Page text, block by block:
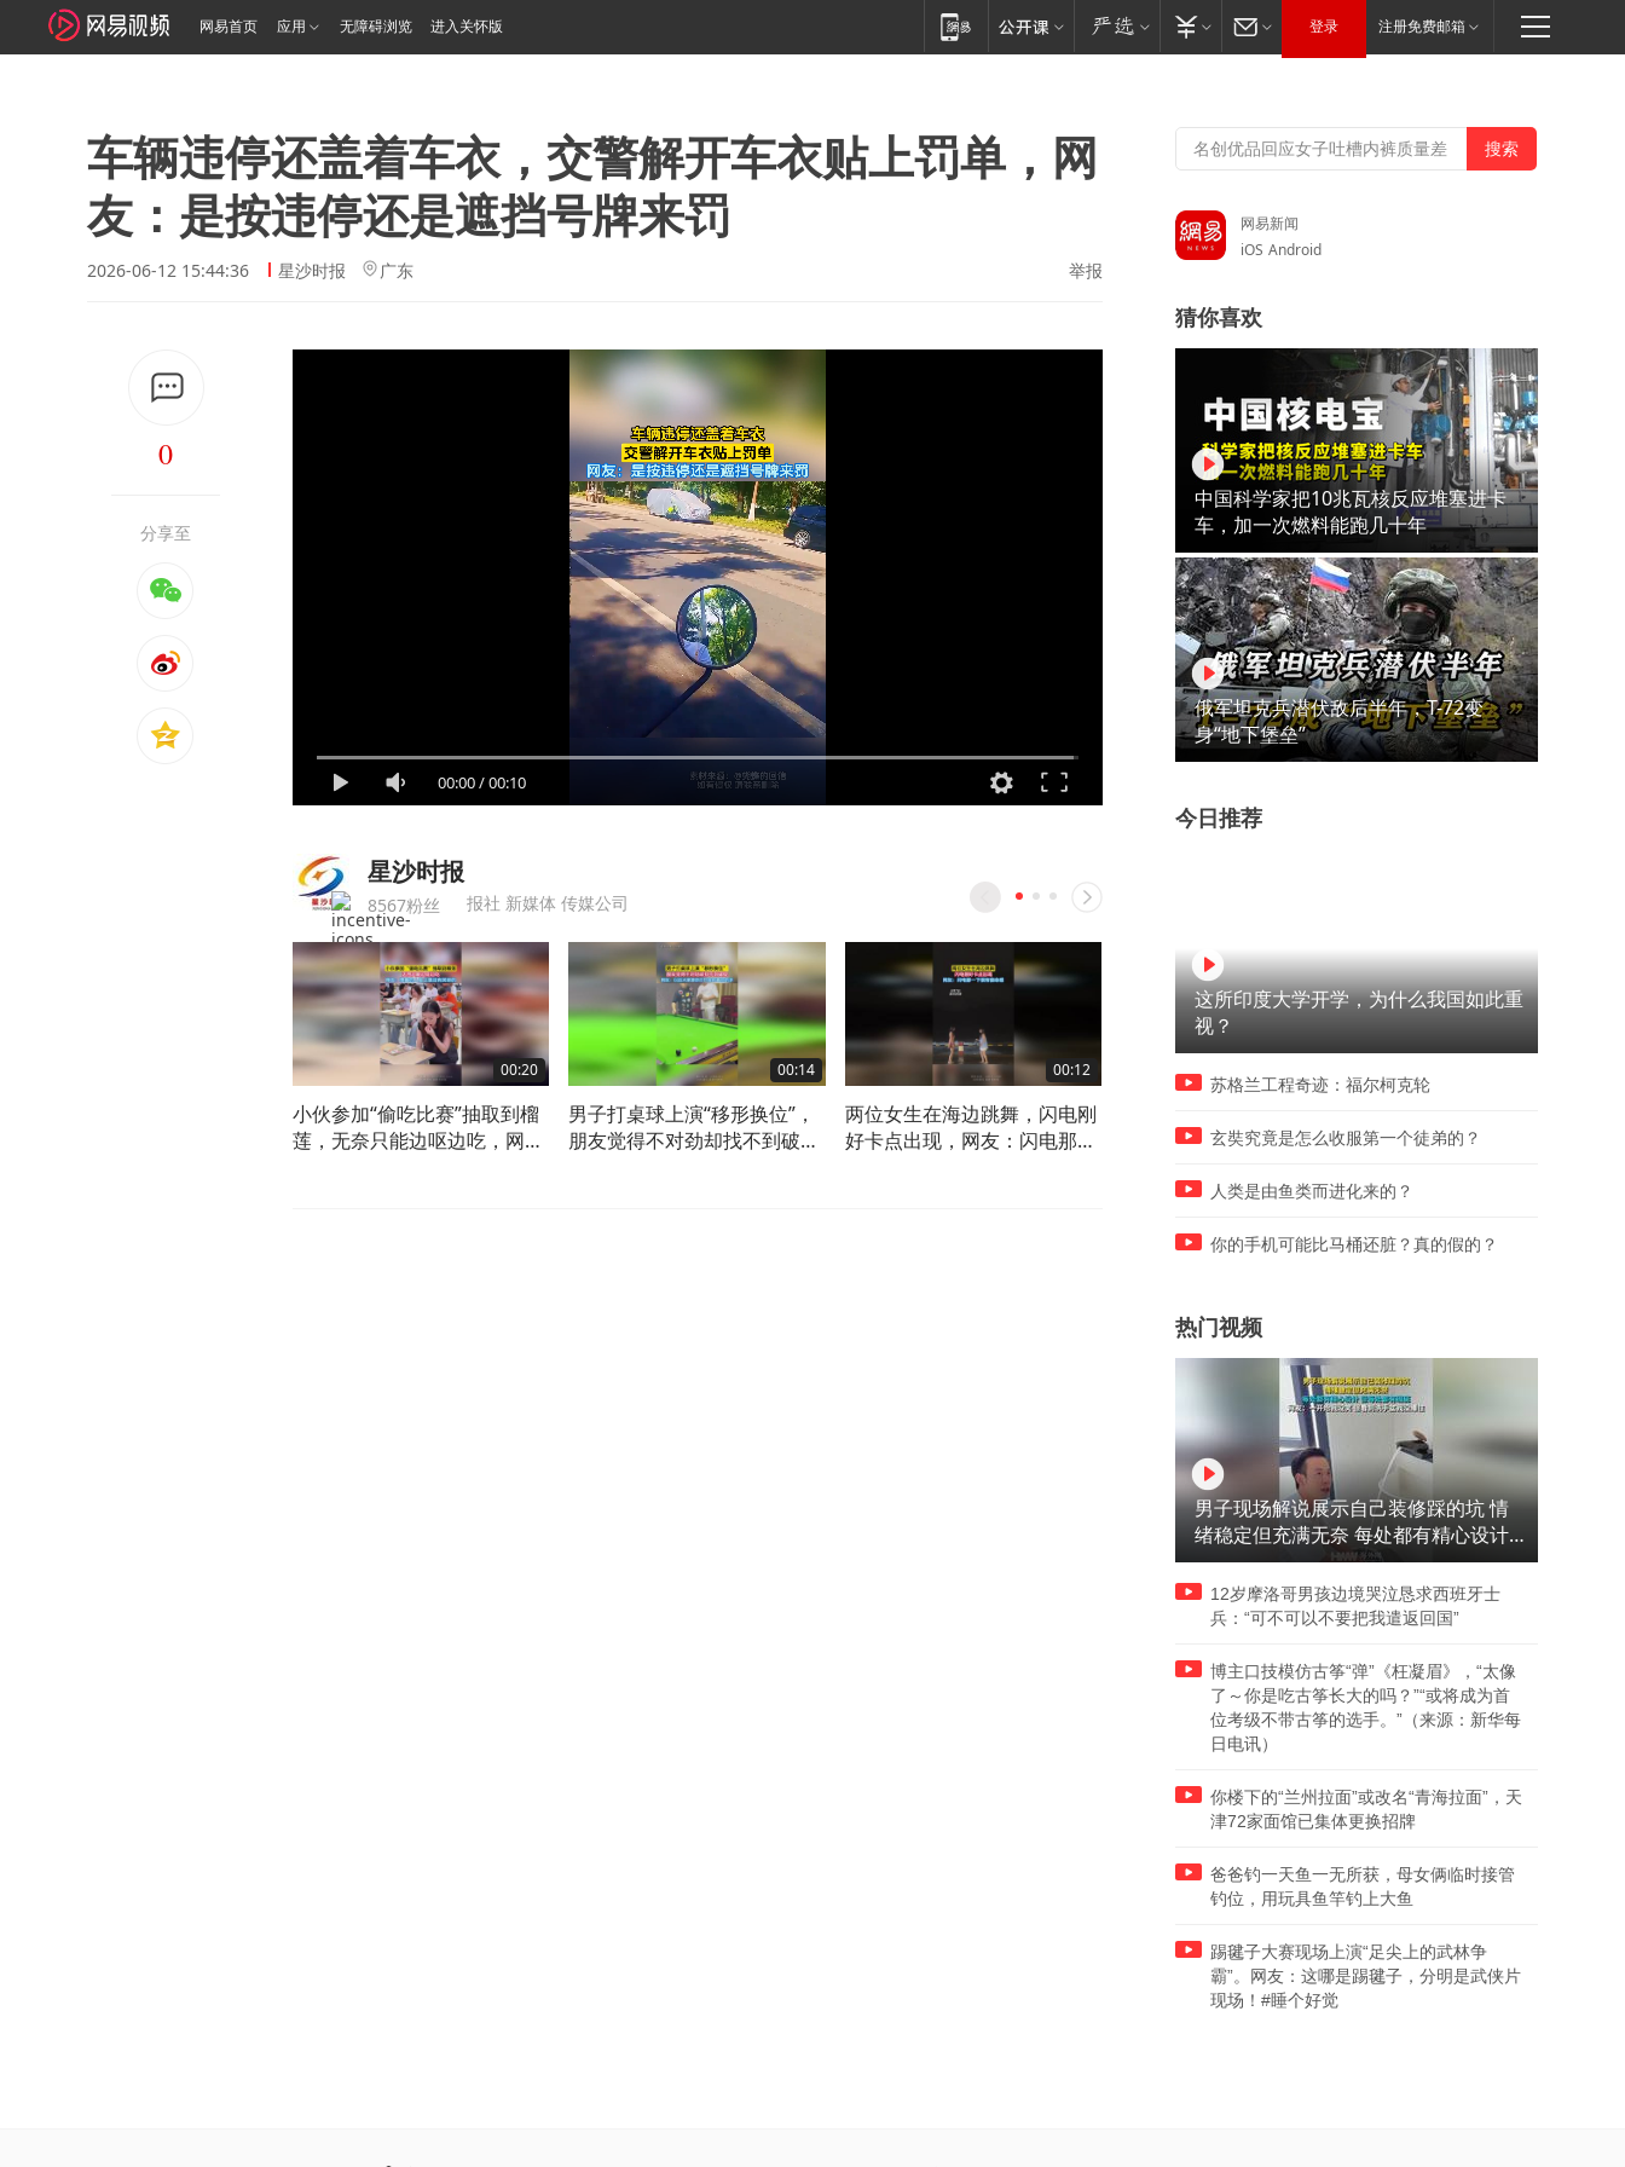
网易首页 应用 无障碍浏览 进入关怀版 登录 注册免费邮箱
车辆违停还盖着车衣，交警解开车衣贴上罚单，网
友：是按违停还是遮挡号牌来罚
2026-06-12 15:44:36 星沙时报 广东 举报
0
分享至
00:00/00:10
星沙时报
8567粉丝 报社 新媒体 传媒公司
00:20
小伙参加“偷吃比赛”抽取到榴
莲，无奈只能边呕边吃，网
00:14
男子打桌球上演“移形换位”，
朋友觉得不对劲却找不到破
00:12
两位女生在海边跳舞，闪电刚
好卡点出现，网友：闪电那一
线，让人好奇到底是什么东
婆，随后觉得不妥又把外婆
重要
网易新闻
iOS Android
猜你喜欢
中国科学家把10兆瓦核反应堆塞进卡
车，加一次燃料能跑几十年
俄军坦克兵潜伏敌后半年，T-72变
身“地下堡垒”
今日推荐
这所印度大学开学，为什么我国如此重
视？
苏格兰工程奇迹：福尔柯克轮
玄奘究竟是怎么收服第一个徒弟的？
人类是由鱼类而进化来的？
你的手机可能比马桶还脏？真的假的？
热门视频
男子现场解说展示自己装修踩的坑 情
绪稳定但充满无奈 每处都有精心设计
但每处都有瑕疵 网友：一开始我没笑
但看到洗手盆我没绷住
12岁摩洛哥男孩边境哭泣恳求西班牙士
兵：“可不可以不要把我遣返回国”
博主口技模仿古筝“弹”《枉凝眉》，“太像
了～你是吃古筝长大的吗？”“或将成为首
位考级不带古筝的选手。”（来源：新华每
日电讯）
你楼下的“兰州拉面”或改名“青海拉面”，天
津72家面馆已集体更换招牌
爸爸钓一天鱼一无所获，母女俩临时接管
钓位，用玩具鱼竿钓上大鱼
踢毽子大赛现场上演“足尖上的武林争
霸”。网友：这哪是踢毽子，分明是武侠片
现场！#睡个好觉